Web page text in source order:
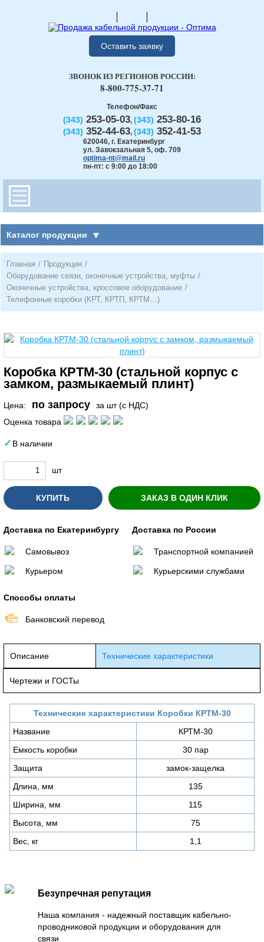
Оставить заявку
Телефон/Факс
(343) 253-05-03, (343) 253-80-16
(343) 352-44-63, (343) 352-41-53
620046, г. Екатеринбург
ул. Завокзальная 5, оф. 709
optima-nt@mail.ru
пн-пт: с 9:00 до 18:00
ЗВОНОК ИЗ РЕГИОНОВ РОССИИ:
8-800-775-37-71
Каталог продукции
Главная / Продукция /
Оборудование связи, оконечные устройства, муфты /
Оконечные устройства, кроссовое оборудование /
Телефонные коробки (КРТ, КРТП, КРТМ…)
Коробка КРТМ-30 (стальной корпус с
замком, размыкаемый плинт)
Цена: по запросу
за шт (с НДС)
Оценка товара
В наличии
шт
КУПИТЬ ЗАКАЗ В ОДИН КЛИК
Доставка по Екатеринбургу
Самовывоз
Курьером
Доставка по России
Транспортной компанией
Курьерскими службами
Способы оплаты
Банковский перевод
Описание Технические характеристики
Чертежи и ГОСТы
Технические характеристики Коробки КРТМ-30
Название
КРТМ-30
Емкость коробки
30 пар
Защита
замок-защелка
Длина, мм
135
Ширина, мм
115
Высота, мм
75
Вес, кг
1,1
Безупречная репутация
Наша компания - надежный поставщик кабельно-
проводниковой продукции и оборудования для
связи